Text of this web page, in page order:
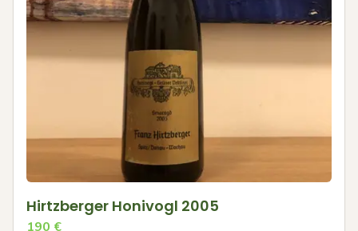
Hirtzberger Honivogl 2005
190 €